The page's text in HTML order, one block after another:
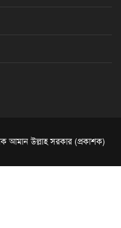
আমান উল্লাহ সরকার (প্রকাশক)